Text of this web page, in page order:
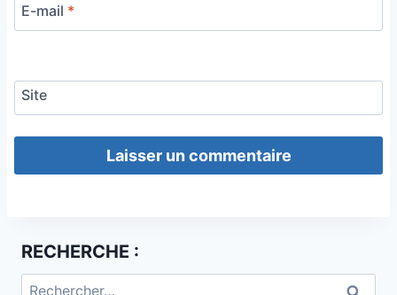
E-mail *
Site
RECHERCHE :
Rechercher :